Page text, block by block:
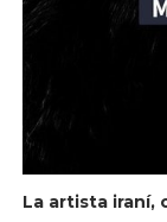
La artista iraní,